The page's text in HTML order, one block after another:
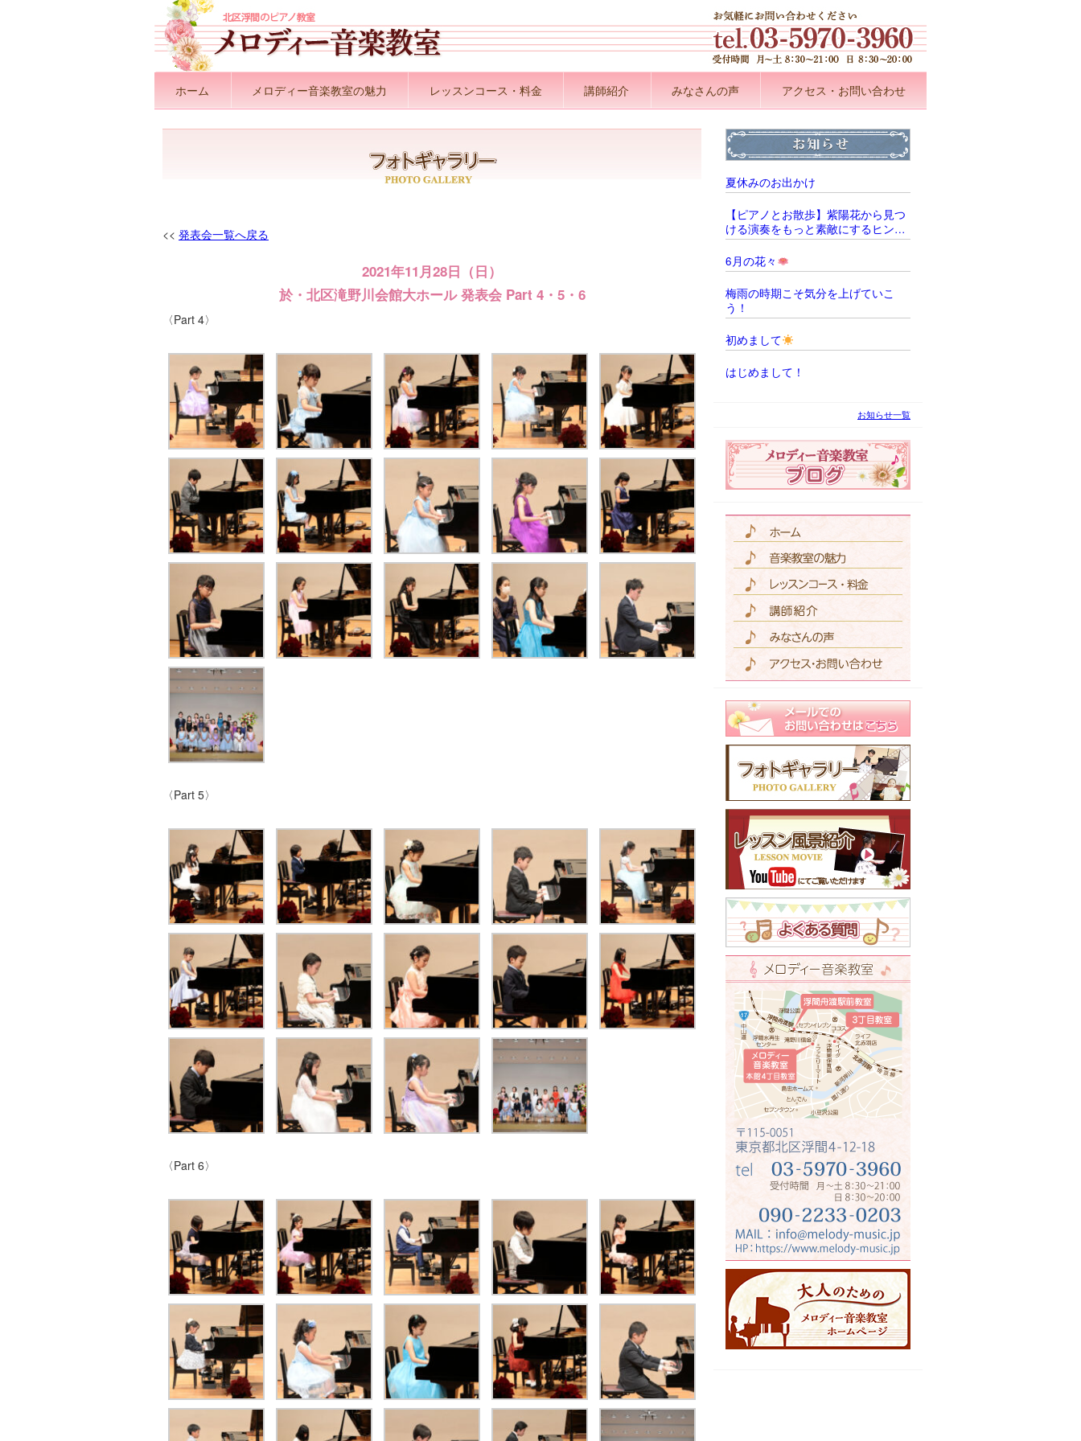
ホーム メロディー音楽教室の魅力 レッスンコース・料金 講師紹介 みなさんの声 アクセス・お問い合わせ
<< 発表会一覧へ戻る
2021年11月28日（日）
於・北区滝野川会館大ホール 発表会 Part 4・5・6
〈Part 4〉
〈Part 5〉
〈Part 6〉
夏休みのお出かけ
【ピアノとお散歩】紫陽花から見つ
ける演奏をもっと素敵にするヒント
̖́‐
6月の花々
梅雨の時期こそ気分を上げていこ
う！
初めまして
はじめまして！
お知らせ一覧